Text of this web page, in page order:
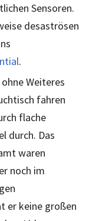
Sensoren.
desaströsen
.
Weiteres
fahren
flache
durch. Das
waren
noch im
er keine großen